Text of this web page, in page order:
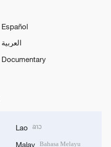
Español
العربية
Documentary
Lao ລາວ
Malay Bahasa Melayu